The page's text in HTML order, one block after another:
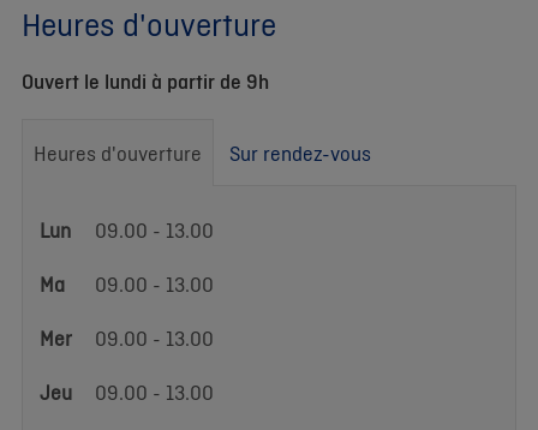
Heures d'ouverture
Ouvert le lundi à partir de 9h
Heures d'ouverture Sur rendez-vous
Heures
Lun
09.00 - 13.00
Ma
09.00 - 13.00
Mer
09.00 - 13.00
Jeu
09.00 - 13.00